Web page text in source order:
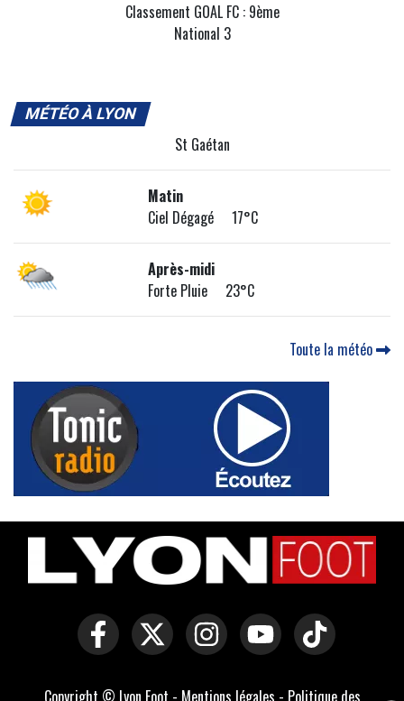
Classement GOAL FC : 9ème
National 3
MÉTÉO À LYON
St Gaétan
Matin
Ciel Dégagé 17°C
Après-midi
Forte Pluie 23°C
Toute la météo